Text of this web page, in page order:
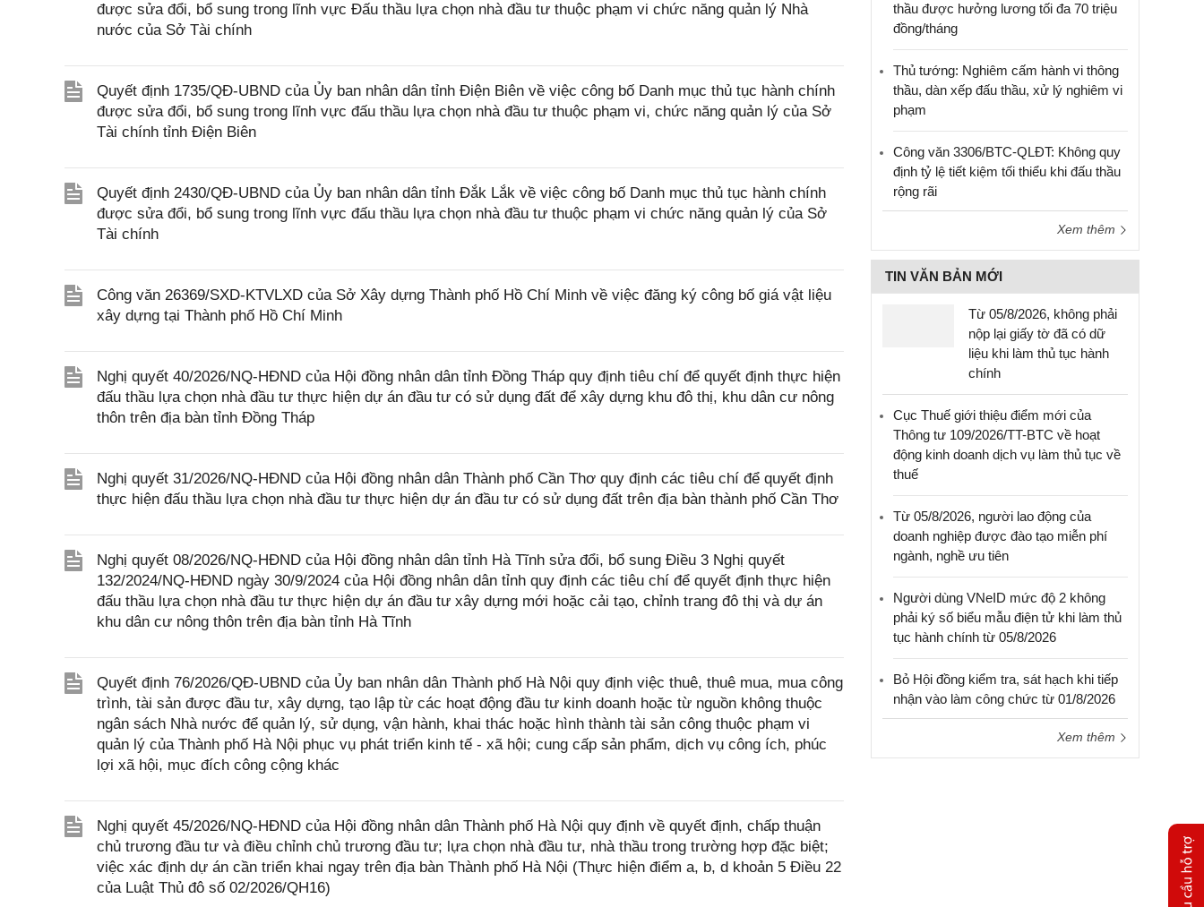
được sửa đổi, bổ sung trong lĩnh vực Đấu thầu lựa chọn nhà đầu tư thuộc phạm vi chức năng quản lý Nhà
nước của Sở Tài chính
Quyết định 1735/QĐ-UBND của Ủy ban nhân dân tỉnh Điện Biên về việc công bố Danh mục thủ tục hành chính
được sửa đổi, bổ sung trong lĩnh vực đấu thầu lựa chọn nhà đầu tư thuộc phạm vi, chức năng quản lý của Sở
Tài chính tỉnh Điện Biên
Quyết định 2430/QĐ-UBND của Ủy ban nhân dân tỉnh Đắk Lắk về việc công bố Danh mục thủ tục hành chính
được sửa đổi, bổ sung trong lĩnh vực đấu thầu lựa chọn nhà đầu tư thuộc phạm vi chức năng quản lý của Sở
Tài chính
Công văn 26369/SXD-KTVLXD của Sở Xây dựng Thành phố Hồ Chí Minh về việc đăng ký công bố giá vật liệu
xây dựng tại Thành phố Hồ Chí Minh
Nghị quyết 40/2026/NQ-HĐND của Hội đồng nhân dân tỉnh Đồng Tháp quy định tiêu chí để quyết định thực hiện
đấu thầu lựa chọn nhà đầu tư thực hiện dự án đầu tư có sử dụng đất để xây dựng khu đô thị, khu dân cư nông
thôn trên địa bàn tỉnh Đồng Tháp
Nghị quyết 31/2026/NQ-HĐND của Hội đồng nhân dân Thành phố Cần Thơ quy định các tiêu chí để quyết định
thực hiện đấu thầu lựa chọn nhà đầu tư thực hiện dự án đầu tư có sử dụng đất trên địa bàn thành phố Cần Thơ
Nghị quyết 08/2026/NQ-HĐND của Hội đồng nhân dân tỉnh Hà Tĩnh sửa đổi, bổ sung Điều 3 Nghị quyết
132/2024/NQ-HĐND ngày 30/9/2024 của Hội đồng nhân dân tỉnh quy định các tiêu chí để quyết định thực hiện
đấu thầu lựa chọn nhà đầu tư thực hiện dự án đầu tư xây dựng mới hoặc cải tạo, chỉnh trang đô thị và dự án
khu dân cư nông thôn trên địa bàn tỉnh Hà Tĩnh
Quyết định 76/2026/QĐ-UBND của Ủy ban nhân dân Thành phố Hà Nội quy định việc thuê, thuê mua, mua công
trình, tài sản được đầu tư, xây dựng, tạo lập từ các hoạt động đầu tư kinh doanh hoặc từ nguồn không thuộc
ngân sách Nhà nước để quản lý, sử dụng, vận hành, khai thác hoặc hình thành tài sản công thuộc phạm vi
quản lý của Thành phố Hà Nội phục vụ phát triển kinh tế - xã hội; cung cấp sản phẩm, dịch vụ công ích, phúc
lợi xã hội, mục đích công cộng khác
Nghị quyết 45/2026/NQ-HĐND của Hội đồng nhân dân Thành phố Hà Nội quy định về quyết định, chấp thuận
chủ trương đầu tư và điều chỉnh chủ trương đầu tư; lựa chọn nhà đầu tư, nhà thầu trong trường hợp đặc biệt;
việc xác định dự án cần triển khai ngay trên địa bàn Thành phố Hà Nội (Thực hiện điểm a, b, d khoản 5 Điều 22
của Luật Thủ đô số 02/2026/QH16)
thầu được hưởng lương tối đa 70 triệu
đồng/tháng
Thủ tướng: Nghiêm cấm hành vi thông
thầu, dàn xếp đấu thầu, xử lý nghiêm vi
phạm
Công văn 3306/BTC-QLĐT: Không quy
định tỷ lệ tiết kiệm tối thiểu khi đấu thầu
rộng rãi
Xem thêm
TIN VĂN BẢN MỚI
Từ 05/8/2026, không phải
nộp lại giấy tờ đã có dữ
liệu khi làm thủ tục hành
chính
Cục Thuế giới thiệu điểm mới của
Thông tư 109/2026/TT-BTC về hoạt
động kinh doanh dịch vụ làm thủ tục về
thuế
Từ 05/8/2026, người lao động của
doanh nghiệp được đào tạo miễn phí
ngành, nghề ưu tiên
Người dùng VNeID mức độ 2 không
phải ký số biểu mẫu điện tử khi làm thủ
tục hành chính từ 05/8/2026
Bỏ Hội đồng kiểm tra, sát hạch khi tiếp
nhận vào làm công chức từ 01/8/2026
Xem thêm